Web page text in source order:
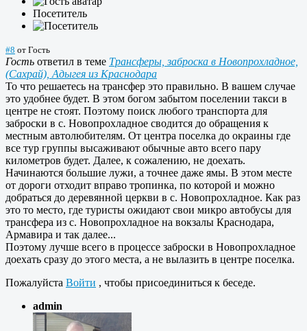
Посетитель
#8 от Гость
Гость ответил в теме Трансферы, заброска в Новопрохладное,
(Сахрай), Адыгея из Краснодара
То что решаетесь на трансфер это правильно. В вашем случае
это удобнее будет. В этом богом забытом поселении такси в
центре не стоят. Поэтому поиск любого транспорта для
заброски в с. Новопрохладное сводится до обращения к
местным автолюбителям. От центра поселка до окраины где
все тур группы высаживают обычные авто всего пару
километров будет. Далее, к сожалению, не доехать.
Начинаются большие лужи, а точнее даже ямы. В этом месте
от дороги отходит вправо тропинка, по которой и можно
добраться до деревянной церкви в с. Новопрохладное. Как раз
это то место, где туристы ожидают свои микро автобусы для
трансфера из с. Новопрохладное на вокзалы Краснодара,
Армавира и так далее...
Поэтому лучше всего в процессе заброски в Новопрохладное
доехать сразу до этого места, а не вылазить в центре поселка.
Пожалуйста Войти , чтобы присоединиться к беседе.
admin